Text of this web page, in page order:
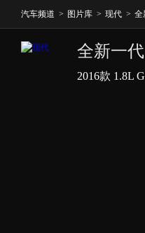
汽车频道 > 图片库 > 现代 > 全
全新一
2016款 1.8L